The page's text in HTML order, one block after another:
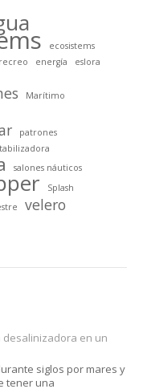
ecosistems
energía
eslora
Marítimo
patrones
salones náuticos
Splash
velero
en un
siglos por mares y
tener una